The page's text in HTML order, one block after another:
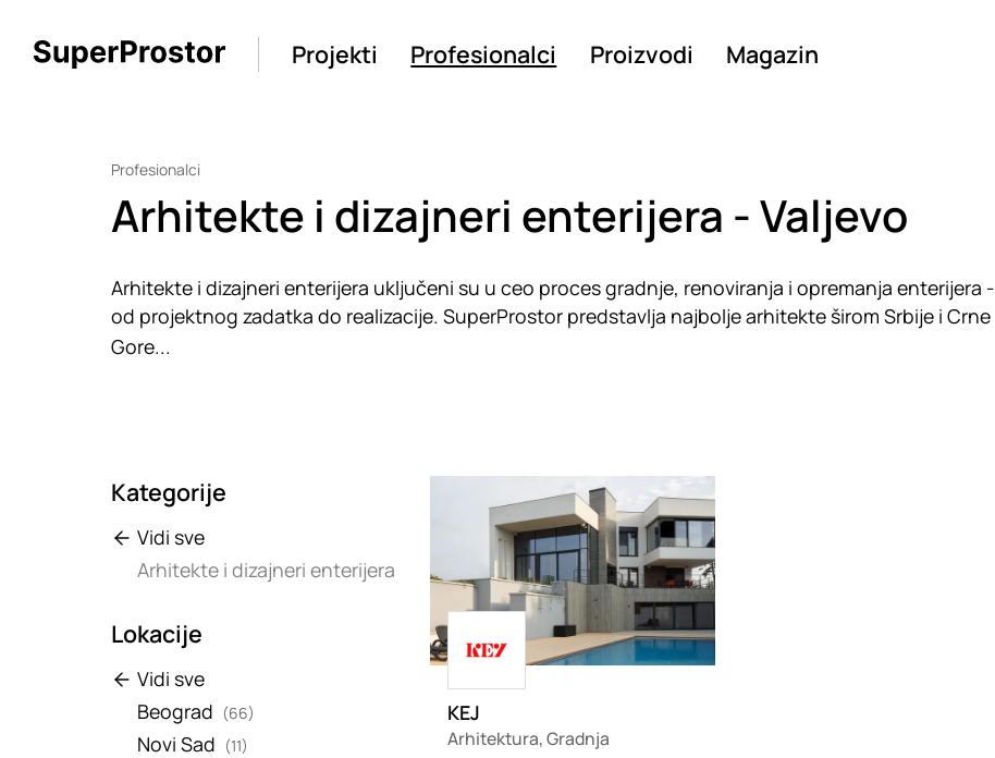
Projekti Profesionalci Proizvodi Magazin
Profesionalci
Arhitekte i dizajneri enterijera - Valjevo
Arhitekte i dizajneri enterijera uključeni su u ceo proces gradnje, renoviranja i opremanja enterijera -
od projektnog zadatka do realizacije. SuperProstor predstavlja najbolje arhitekte širom Srbije i Crne
Gore...
Kategorije
Vidi sve
Arhitekte i dizajneri enterijera
Lokacije
Vidi sve
Beograd (66)
Novi Sad (11)
Loading
KEJ
Arhitektura, Gradnja